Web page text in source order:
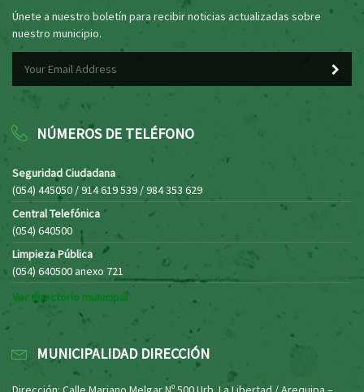
Únete a nuestro boletín para recibir noticias actualizadas sobre
nuestro municipio.
NÚMEROS DE TELÉFONO
Seguridad Ciudadana
(054) 445050 / 914 619 539 / 984 353 629
Central Telefónica
(054) 640500
Limpieza Pública
(054) 640500 anexo 721
Ver directorio municipal
MUNICIPALIDAD DIRECCIÓN